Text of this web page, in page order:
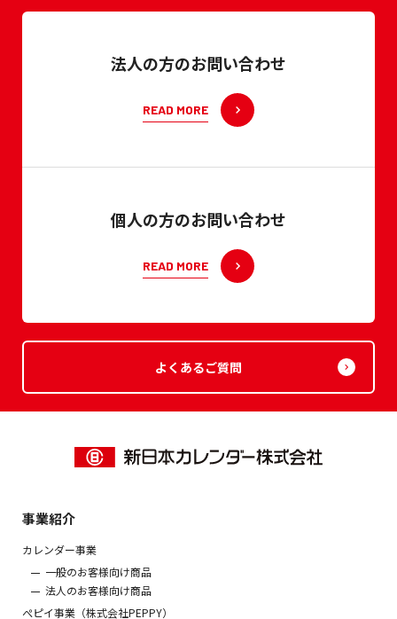
法人の方のお問い合わせ
READ MORE
個人の方のお問い合わせ
READ MORE
よくあるご質問
事業紹介
カレンダー事業
一般のお客様向け商品
法人のお客様向け商品
ぺピイ事業（株式会社PEPPY）